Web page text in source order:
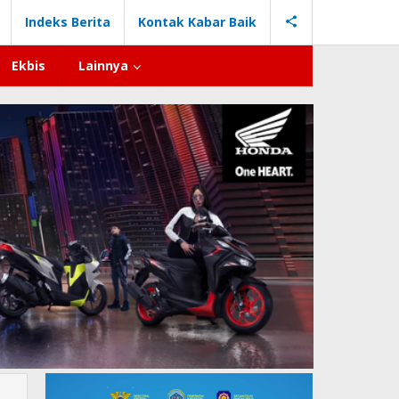
Indeks Berita Kontak Kabar Baik
Ekbis Lainnya